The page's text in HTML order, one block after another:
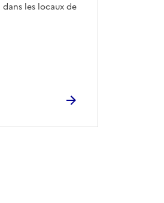
les locaux de